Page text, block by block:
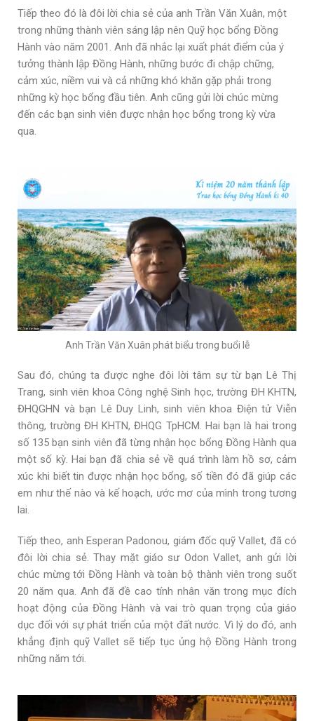
Tiếp theo đó là đôi lời chia sẻ của anh Trần Văn Xuân, một
trong những thành viên sáng lập nên Quỹ học bổng Đồng
Hành vào năm 2001. Anh đã nhắc lại xuất phát điểm của ý
tưởng thành lập Đồng Hành, những bước đi chập chững,
cảm xúc, niềm vui và cả những khó khăn gặp phải trong
những kỳ học bổng đầu tiên. Anh cũng gửi lời chúc mừng
đến các bạn sinh viên được nhận học bổng trong kỳ vừa
qua.
Anh Trần Văn Xuân phát biểu trong buổi lễ
Sau đó, chúng ta được nghe đôi lời tâm sự từ bạn Lê Thị
Trang, sinh viên khoa Công nghệ Sinh học, trường ĐH KHTN,
ĐHQGHN và bạn Lê Duy Linh, sinh viên khoa Điện tử Viễn
thông, trường ĐH KHTN, ĐHQG TpHCM. Hai bạn là hai trong
số 135 bạn sinh viên đã từng nhận học bổng Đồng Hành qua
một số kỳ. Hai bạn đã chia sẻ về quá trình làm hồ sơ, cảm
xúc khi biết tin được nhận học bổng, số tiền đó đã giúp các
em như thế nào và kế hoạch, ước mơ của mình trong tương
lai.
Tiếp theo, anh Esperan Padonou, giám đốc quỹ Vallet, đã có
đôi lời chia sẻ. Thay mặt giáo sư Odon Vallet, anh gửi lời
chúc mừng tới Đồng Hành và toàn bộ thành viên trong suốt
20 năm qua. Anh đã đề cao tính nhân văn trong mục đích
hoạt động của Đồng Hành và vai trò quan trọng của giáo
dục đối với sự phát triển của một đất nước. Vì lý do đó, anh
khẳng định quỹ Vallet sẽ tiếp tục ủng hộ Đồng Hành trong
những năm tới.